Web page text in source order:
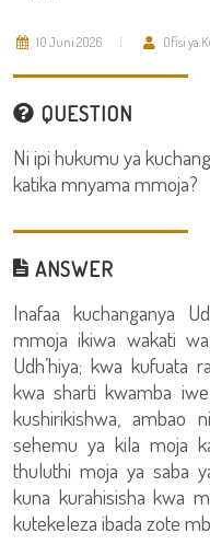
10 Juni 2026 Ofisi ya
QUESTION
Ni ipi hukumu ya
katika mnyama mmoja?
ANSWER
Inafaa kuchanganya
mmoja ikiwa wakati
Udh’hiya; kwa kufuata
kwa sharti kwamba
kushirikishwa, ambao
sehemu ya kila moja
thuluthi moja ya saba
kuna kurahisisha kwa
kutekeleza ibada zote